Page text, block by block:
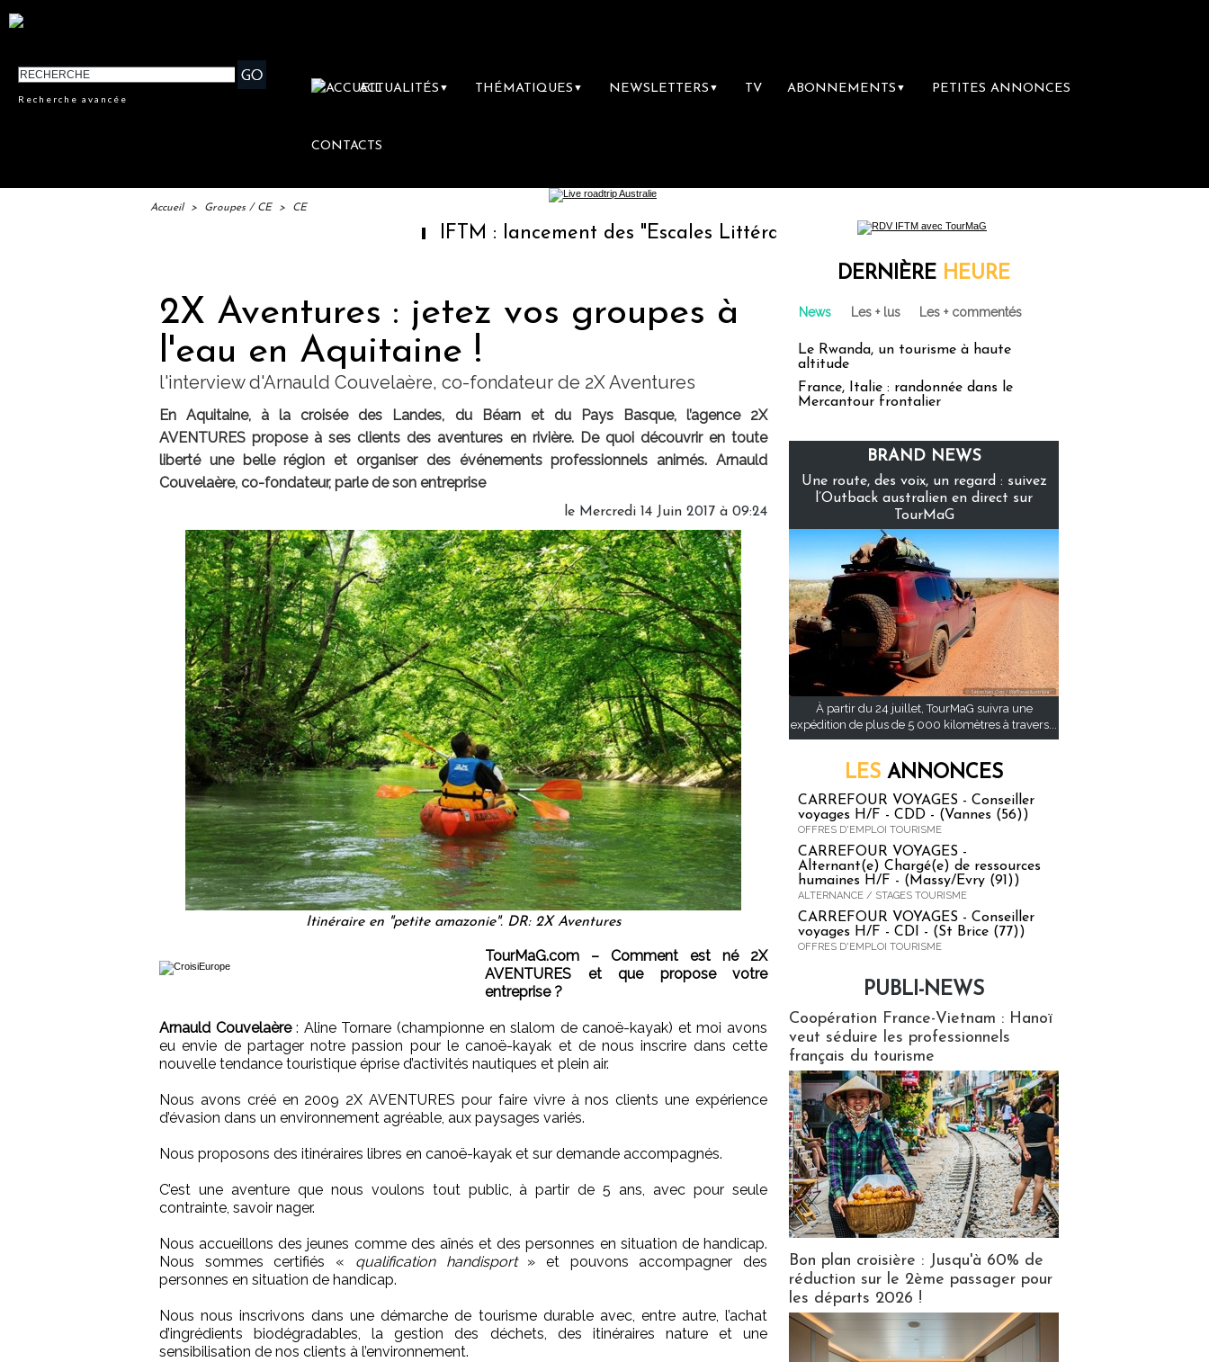
Recherche avancée
ACTUALITÉS ▼ THÉMATIQUES ▼ NEWSLETTERS ▼ TV ABONNEMENTS ▼ PETITES ANNONCES
CONTACTS
Accueil > Groupes / CE > CE
IFTM : lancement des "Escales Littéraires", la première librairie du voyage
2X Aventures : jetez vos groupes à
l'eau en Aquitaine !
l'interview d'Arnauld Couvelaère, co-fondateur de 2X Aventures
En Aquitaine, à la croisée des Landes, du Béarn et du Pays Basque, l’agence 2X
AVENTURES propose à ses clients des aventures en rivière. De quoi découvrir en toute
liberté une belle région et organiser des événements professionnels animés. Arnauld
Couvelaère, co-fondateur, parle de son entreprise
le Mercredi 14 Juin 2017 à 09:24
Itinéraire en "petite amazonie". DR: 2X Aventures
TourMaG.com – Comment est né 2X
AVENTURES et que propose votre
entreprise ?
Arnauld Couvelaère: Aline Tornare (championne en slalom de canoë-kayak) et moi avons
eu envie de partager notre passion pour le canoë-kayak et de nous inscrire dans cette
nouvelle tendance touristique éprise d’activités nautiques et plein air.
Nous avons créé en 2009 2X AVENTURES pour faire vivre à nos clients une expérience
d’évasion dans un environnement agréable, aux paysages variés.
Nous proposons des itinéraires libres en canoë-kayak et sur demande accompagnés.
C’est une aventure que nous voulons tout public, à partir de 5 ans, avec pour seule
contrainte, savoir nager.
Nous accueillons des jeunes comme des aînés et des personnes en situation de handicap.
Nous sommes certifiés « qualification handisport» et pouvons accompagner des
personnes en situation de handicap.
Nous nous inscrivons dans une démarche de tourisme durable avec, entre autre, l’achat
d’ingrédients biodégradables, la gestion des déchets, des itinéraires nature et une
sensibilisation de nos clients à l’environnement.
DERNIÈRE HEURE
News Les + lus Les + commentés
Le Rwanda, un tourisme à haute
altitude
France, Italie : randonnée dans le
Mercantour frontalier
BRAND NEWS
Une route, des voix, un regard : suivez
l’Outback australien en direct sur
TourMaG
À partir du 24 juillet, TourMaG suivra une
expédition de plus de 5 000 kilomètres à travers...
LES ANNONCES
CARREFOUR VOYAGES - Conseiller
voyages H/F - CDD - (Vannes (56))
OFFRES D'EMPLOI TOURISME
CARREFOUR VOYAGES -
Alternant(e) Chargé(e) de ressources
humaines H/F - (Massy/Evry (91))
ALTERNANCE / STAGES TOURISME
CARREFOUR VOYAGES - Conseiller
voyages H/F - CDI - (St Brice (77))
OFFRES D'EMPLOI TOURISME
PUBLI-NEWS
Coopération France-Vietnam : Hanoï
veut séduire les professionnels
français du tourisme
Bon plan croisière : Jusqu'à 60% de
réduction sur le 2ème passager pour
les départs 2026 !